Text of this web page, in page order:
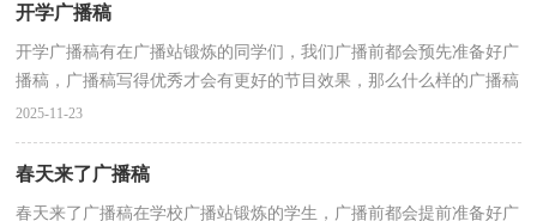
开学广播稿
开学广播稿有在广播站锻炼的同学们，我们广播前都会预先准备好广
播稿，广播稿写得优秀才会有更好的节目效果，那么什么样的广播稿
才是好的呢？以下是小编帮大家整理的开学广播稿，欢迎...
2025-11-23
春天来了广播稿
春天来了广播稿在学校广播站锻炼的学生，广播前都会提前准备好广